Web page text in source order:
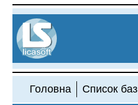
Головна Список баз